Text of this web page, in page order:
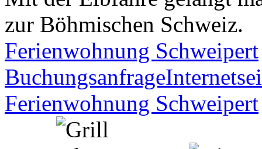
zur Böhmischen Schweiz.
Ferienwohnung Schweipert
Buchungsanfrage
Ferienwohnung Schweipert